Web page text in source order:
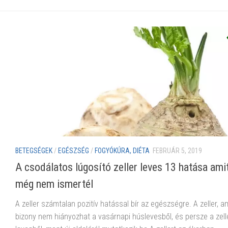
BETEGSÉGEK / EGÉSZSÉG / FOGYÓKÚRA, DIÉTA FEBRUÁR 5, 2019
A csodálatos lúgosító zeller leves 13 hatása
még nem ismertél
A zeller számtalan pozitív hatással bír az egészségre. A zeller,
bizony nem hiányozhat a vasárnapi húslevesből, és persze a